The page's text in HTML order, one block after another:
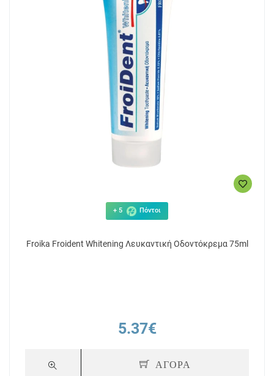
+ 5 Πόντοι
Froika Froident Whitening Λευκαντική Οδοντόκρεμα 75ml
5.37€
ΑΓΟΡΑ